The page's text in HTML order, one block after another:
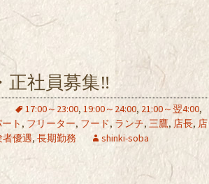
社員募集‼
17:00～23:00, 19:00～24:00, 21:00～翌4:00,
ト , フリーター, フード, ランチ, 三鷹, 店長, 店
者優遇, 長期勤務 shinki-soba